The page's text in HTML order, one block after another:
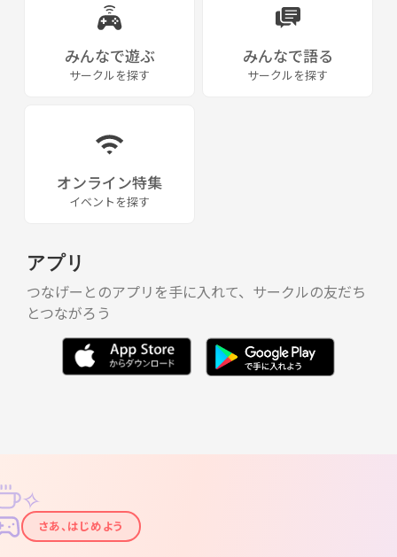
みんなで遊ぶ
サークルを探す
みんなで語る
サークルを探す
オンライン特集
イベントを探す
アプリ
つなげーとのアプリを手に入れて、サークルの友だち
とつながろう
✦
✧
さあ、はじめよう